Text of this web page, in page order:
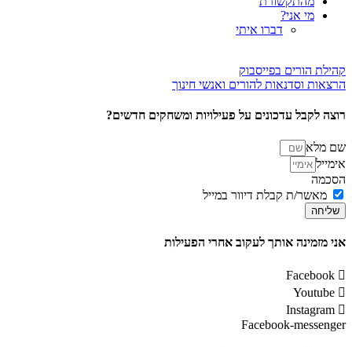
מי אני?
דברו איתי
קהילת הורים בפייסבוק
הרצאות וסדנאות להורים ואנשי חינוך
רוצה לקבל עדכונים על פעילויות ומשחקים חדשים?
שם מלא
אימייל
הסכמה
מאשר/ת קבלת דיוור במייל
שליחה
אני מזמינה אותך לעקוב אחרי הפעילות
Facebook
Youtube
Instagram
Facebook-messenger